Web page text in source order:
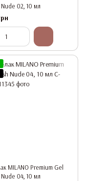
02, 10 мл
MILANO Premium Gel
04, 10 мл